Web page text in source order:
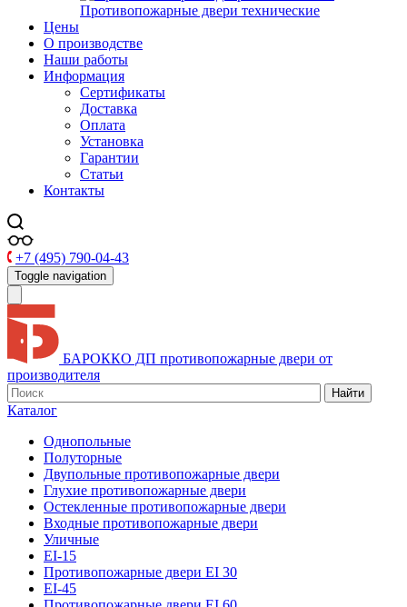
Противопожарные двери технические
Цены
О производстве
Наши работы
Информация
Сертификаты
Доставка
Оплата
Установка
Гарантии
Статьи
Контакты
+7 (495) 790-04-43
Toggle navigation
БАРОККО ДП противопожарные двери от
производителя
Найти
Каталог
Однопольные
Полуторные
Двупольные противопожарные двери
Глухие противопожарные двери
Остекленные противопожарные двери
Входные противопожарные двери
Уличные
EI-15
Противопожарные двери EI 30
EI-45